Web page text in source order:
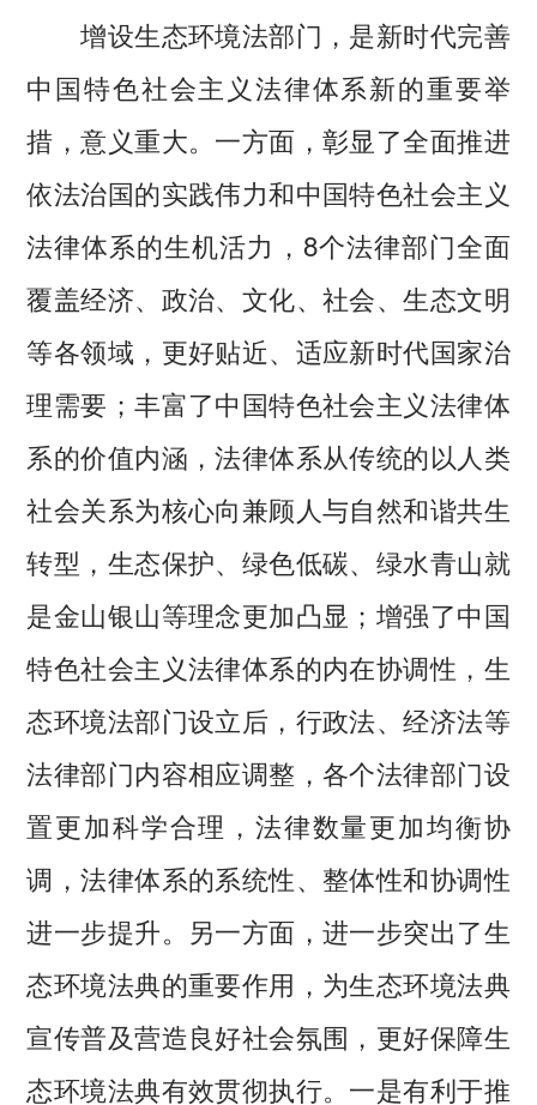
增设生态环境法部门，是新时代完善
中国特色社会主义法律体系新的重要举
措，意义重大。一方面，彰显了全面推进
依法治国的实践伟力和中国特色社会主义
法律体系的生机活力，8个法律部门全面
覆盖经济、政治、文化、社会、生态文明
等各领域，更好贴近、适应新时代国家治
理需要；丰富了中国特色社会主义法律体
系的价值内涵，法律体系从传统的以人类
社会关系为核心向兼顾人与自然和谐共生
转型，生态保护、绿色低碳、绿水青山就
是金山银山等理念更加凸显；增强了中国
特色社会主义法律体系的内在协调性，生
态环境法部门设立后，行政法、经济法等
法律部门内容相应调整，各个法律部门设
置更加科学合理，法律数量更加均衡协
调，法律体系的系统性、整体性和协调性
进一步提升。另一方面，进一步突出了生
态环境法典的重要作用，为生态环境法典
宣传普及营造良好社会氛围，更好保障生
态环境法典有效贯彻执行。一是有利于推